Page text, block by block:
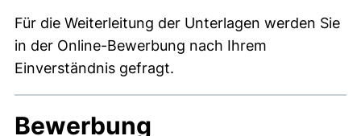
Für die Weiterleitung der Unterlagen werden Sie
in der Online-Bewerbung nach Ihrem
Einverständnis gefragt.
Bewerbung